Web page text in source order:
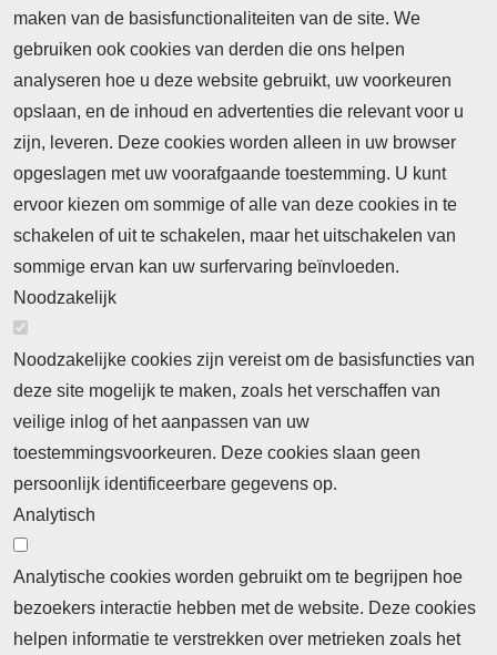
maken van de basisfunctionaliteiten van de site. We
gebruiken ook cookies van derden die ons helpen
analyseren hoe u deze website gebruikt, uw voorkeuren
opslaan, en de inhoud en advertenties die relevant voor u
zijn, leveren. Deze cookies worden alleen in uw browser
opgeslagen met uw voorafgaande toestemming. U kunt
ervoor kiezen om sommige of alle van deze cookies in te
schakelen of uit te schakelen, maar het uitschakelen van
sommige ervan kan uw surfervaring beïnvloeden.
Noodzakelijk
Noodzakelijke cookies zijn vereist om de basisfuncties van
deze site mogelijk te maken, zoals het verschaffen van
veilige inlog of het aanpassen van uw
toestemmingsvoorkeuren. Deze cookies slaan geen
persoonlijk identificeerbare gegevens op.
Analytisch
Analytische cookies worden gebruikt om te begrijpen hoe
bezoekers interactie hebben met de website. Deze cookies
helpen informatie te verstrekken over metrieken zoals het
Nieuws
Neem contact op
Algemene Leveringsvoorwaarden
Cookieverklaring
Privacyverklaring
Abonnementinformatie Inlogprocedure
Nieuws
Laatste nieuws
Meld u aan voor onze nieuwsbrief
Ontvang 2 keer per maand de nieuwsbrief met
persberichten, actualiteiten, nieuws en personalia uit het